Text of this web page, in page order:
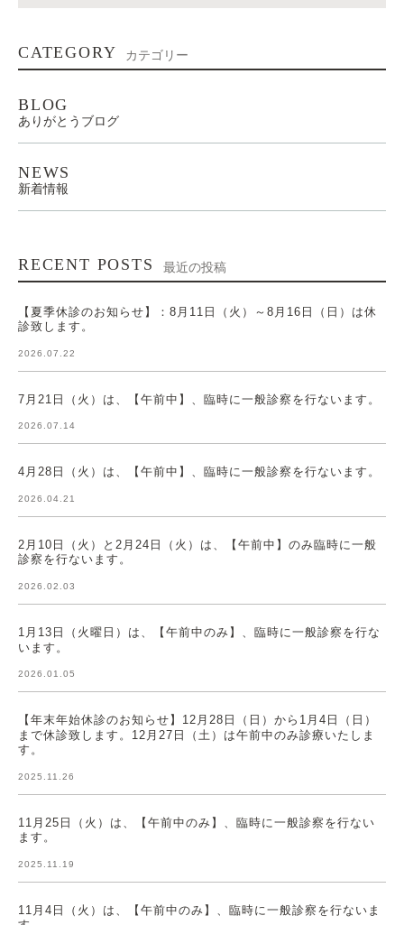
CATEGORY カテゴリー
BLOG
ありがとうブログ
NEWS
新着情報
RECENT POSTS 最近の投稿
【夏季休診のお知らせ】：8月11日（火）～8月16日（日）は休
診致します。
2026.07.22
7月21日（火）は、【午前中】、臨時に一般診察を行ないます。
2026.07.14
4月28日（火）は、【午前中】、臨時に一般診察を行ないます。
2026.04.21
2月10日（火）と2月24日（火）は、【午前中】のみ臨時に一般
診察を行ないます。
2026.02.03
1月13日（火曜日）は、【午前中のみ】、臨時に一般診察を行な
います。
2026.01.05
【年末年始休診のお知らせ】12月28日（日）から1月4日（日）
まで休診致します。12月27日（土）は午前中のみ診療いたしま
す。
2025.11.26
11月25日（火）は、【午前中のみ】、臨時に一般診察を行ない
ます。
2025.11.19
11月4日（火）は、【午前中のみ】、臨時に一般診察を行ないま